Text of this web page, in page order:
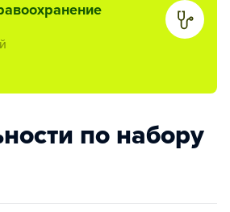
по набору